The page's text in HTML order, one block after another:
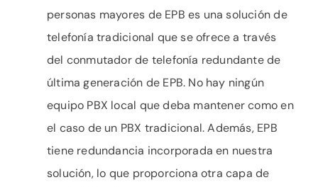
personas mayores de EPB es una solución de
telefonía tradicional que se ofrece a través
del conmutador de telefonía redundante de
última generación de EPB. No hay ningún
equipo PBX local que deba mantener como en
el caso de un PBX tradicional. Además, EPB
tiene redundancia incorporada en nuestra
solución, lo que proporciona otra capa de